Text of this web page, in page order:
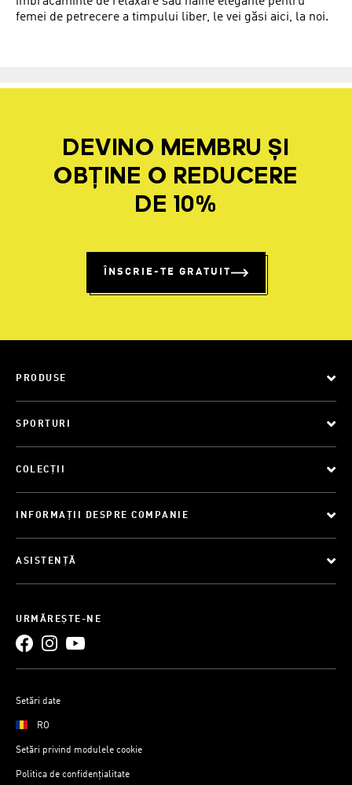
femei de petrecere a timpului liber, le vei găsi aici, la noi.
DEVINO MEMBRU ȘI
OBȚINE O REDUCERE
DE 10%
ÎNSCRIE-TE GRATUIT
PRODUSE
SPORTURI
COLECȚII
INFORMAȚII DESPRE COMPANIE
ASISTENȚĂ
URMĂREȘTE-NE
Setări date
RO
Setări privind modulele cookie
Politica de confidențialitate